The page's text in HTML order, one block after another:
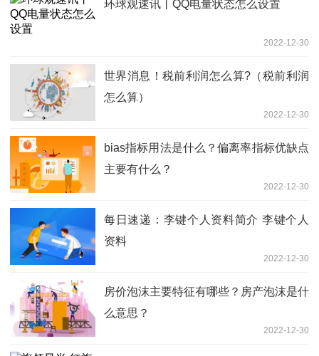
环球观速讯丨QQ电量状态怎么设置
2022-12-30
世界消息！税前利润怎么算?（税前利润
怎么算）
2022-12-30
bias指标用法是什么？偏离率指标优缺点
主要有什么？
2022-12-30
每日速递：李键个人资料简介 李键个人
资料
2022-12-30
房价泡沫主要特征有哪些？房产泡沫是什
么意思？
2022-12-30